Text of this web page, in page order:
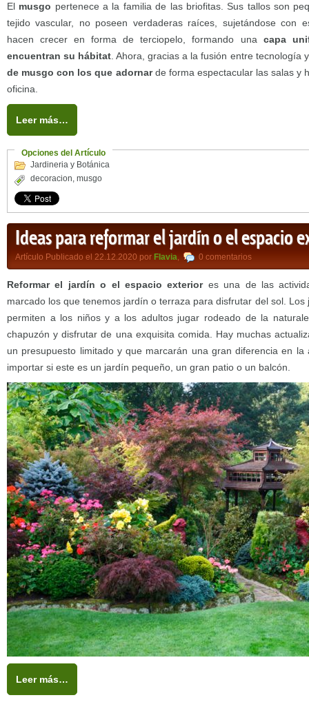
El musgo pertenece a la familia de las briofitas. Sus tallos son
tejido vascular, no poseen verdaderas raíces, sujetándose con
hacen crecer en forma de terciopelo, formando una capa
encuentran su hábitat . Ahora, gracias a la fusión entre tecnología
de musgo con los que adornarde forma espectacular las salas y
oficina.
Leer más…
Opciones del Artículo
Jardineria y Botánica
decoracion, musgo
Ideas para reformar el jardín o el espacio
Artículo Publicado el 22.12.2020 por Flavia, 0 comentarios
Reformar el jardín o el espacio exteriores una de las
marcado los que tenemos jardín o terraza para disfrutar del sol.
permiten a los niños y a los adultos jugar rodeado de la
chapuzón y disfrutar de una exquisita comida. Hay muchas
un presupuesto limitado y que marcarán una gran diferencia en la
importar si este es un jardín pequeño, un gran patio o un balcón.
Leer más…